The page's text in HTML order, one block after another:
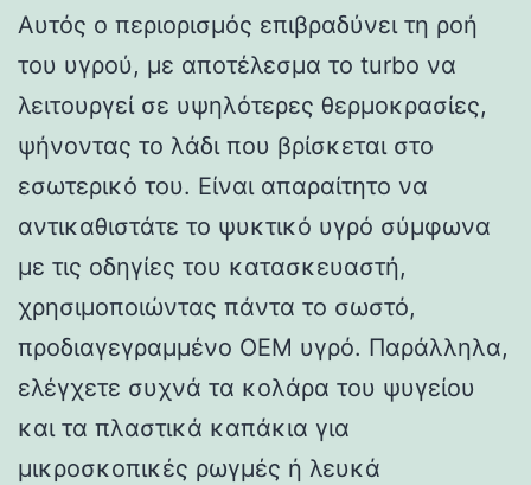
Αυτός ο περιορισμός επιβραδύνει τη ροή
του υγρού, με αποτέλεσμα το turbo να
λειτουργεί σε υψηλότερες θερμοκρασίες,
ψήνοντας το λάδι που βρίσκεται στο
εσωτερικό του. Είναι απαραίτητο να
αντικαθιστάτε το ψυκτικό υγρό σύμφωνα
με τις οδηγίες του κατασκευαστή,
χρησιμοποιώντας πάντα το σωστό,
προδιαγεγραμμένο OEM υγρό. Παράλληλα,
ελέγχετε συχνά τα κολάρα του ψυγείου
και τα πλαστικά καπάκια για
μικροσκοπικές ρωγμές ή λευκά